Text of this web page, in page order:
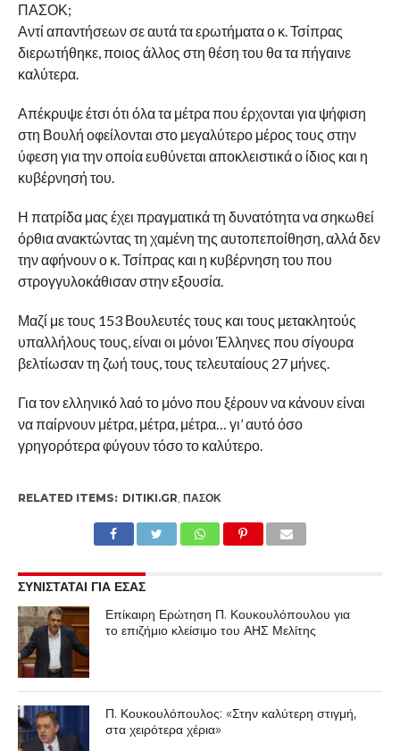
ΠΑΣΟΚ;
Αντί απαντήσεων σε αυτά τα ερωτήματα ο κ. Τσίπρας
διερωτήθηκε, ποιος άλλος στη θέση του θα τα πήγαινε
καλύτερα.
Απέκρυψε έτσι ότι όλα τα μέτρα που έρχονται για ψήφιση
στη Βουλή οφείλονται στο μεγαλύτερο μέρος τους στην
ύφεση για την οποία ευθύνεται αποκλειστικά ο ίδιος και η
κυβέρνησή του.
Η πατρίδα μας έχει πραγματικά τη δυνατότητα να σηκωθεί
όρθια ανακτώντας τη χαμένη της αυτοπεποίθηση, αλλά δεν
την αφήνουν ο κ. Τσίπρας και η κυβέρνηση του που
στρογγυλοκάθισαν στην εξουσία.
Μαζί με τους 153 Βουλευτές τους και τους μετακλητούς
υπαλλήλους τους, είναι οι μόνοι Έλληνες που σίγουρα
βελτίωσαν τη ζωή τους, τους τελευταίους 27 μήνες.
Για τον ελληνικό λαό το μόνο που ξέρουν να κάνουν είναι
να παίρνουν μέτρα, μέτρα, μέτρα… γι’ αυτό όσο
γρηγορότερα φύγουν τόσο το καλύτερο.
RELATED ITEMS: DITIKI.GR, ΠΑΣΟΚ
ΣΥΝΙΣΤΑΤΑΙ ΓΙΑ ΕΣΑΣ
Επίκαιρη Ερώτηση Π. Κουκουλόπουλου για
το επιζήμιο κλείσιμο του ΑΗΣ Μελίτης
Π. Κουκουλόπουλος: «Στην καλύτερη στιγμή,
στα χειρότερα χέρια»